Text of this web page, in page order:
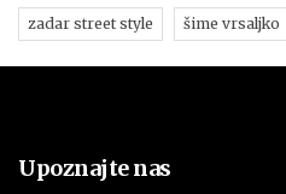
zadar street style šime vrsaljko
Upoznajte nas